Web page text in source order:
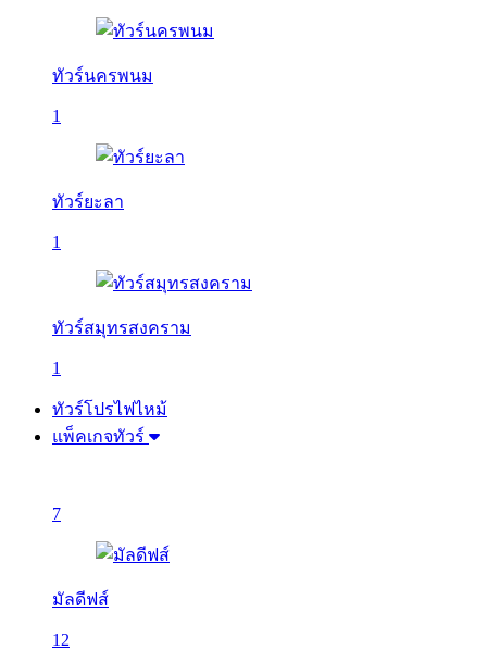
ทัวร์นครพนม
1
ทัวร์ยะลา
1
ทัวร์สมุทรสงคราม
1
ทัวร์โปรไฟไหม้
แพ็คเกจทัวร์
7
มัลดีฟส์
12